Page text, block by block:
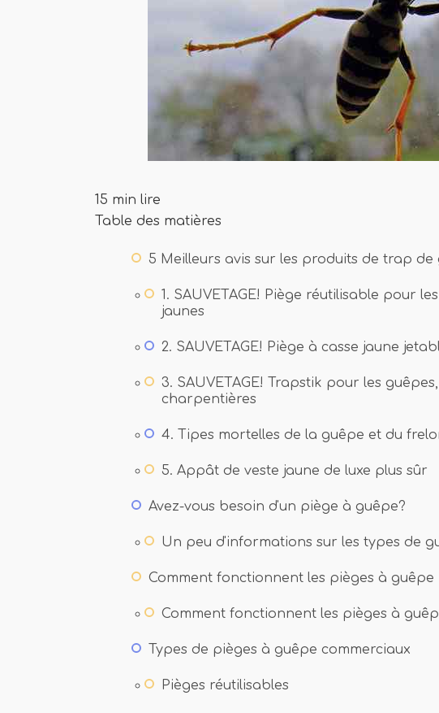
15 min lire
Table des matières
5 Meilleurs avis sur les produits de trap de
1. SAUVETAGE! Piège réutilisable pour
jaunes
2. SAUVETAGE! Piège à casse jaune
3. SAUVETAGE! Trapstik pour les
charpentières
4. Tipes mortelles de la guêpe et du
5. Appât de veste jaune de luxe plus sûr
Avez-vous besoin d'un piège à guêpe?
Un peu d'informations sur les types de
Comment fonctionnent les pièges à guêpe
Comment fonctionnent les pièges à
Types de pièges à guêpe commerciaux
Pièges réutilisables